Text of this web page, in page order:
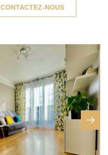
CONTACTEZ-NOUS